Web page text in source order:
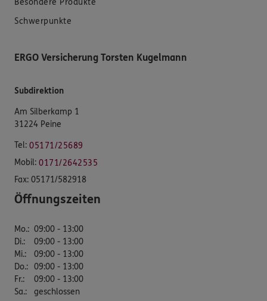
Schwerpunkte
ERGO Versicherung Torsten Kugelmann
Subdirektion
Am Silberkamp 1
31224 Peine
Tel: 05171/25689
Mobil: 0171/2642535
Fax: 05171/582918
Öffnungszeiten
Mo.: 09:00 - 13:00
Di.:
09:00 - 13:00
Mi.:
09:00 - 13:00
Do.: 09:00 - 13:00
Fr.:
09:00 - 13:00
Sa.: geschlossen